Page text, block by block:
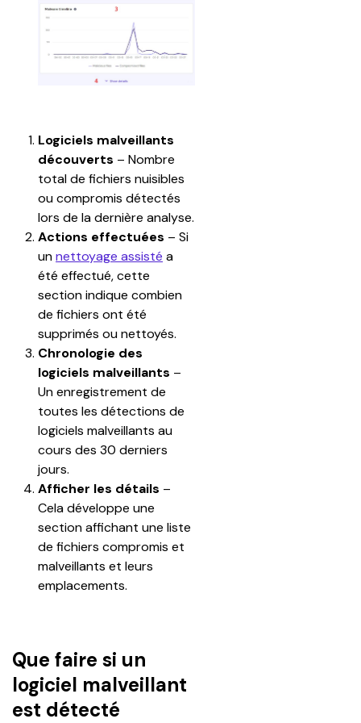
Logiciels malveillants
découverts – Nombre
total de fichiers nuisibles
ou compromis détectés
lors de la dernière analyse.
Actions effectuées – Si
un nettoyage assisté a
été effectué, cette
section indique combien
de fichiers ont été
supprimés ou nettoyés.
Chronologie des
logiciels malveillants –
Un enregistrement de
toutes les détections de
logiciels malveillants au
cours des 30 derniers
jours.
Afficher les détails –
Cela développe une
section affichant une liste
de fichiers compromis et
malveillants et leurs
emplacements.
Que faire si un
logiciel malveillant
est détecté